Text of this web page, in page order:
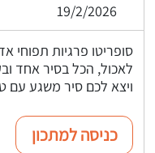
19/2/2026
סופריטו פרגיות תפוחי
לאכול, הכל בסיר אחד
ויצא לכם סיר משגע
כניסה למתכון